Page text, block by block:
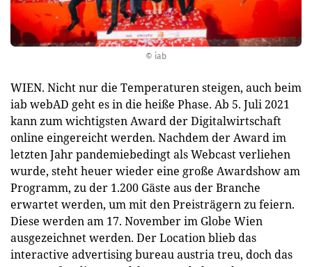
© iab
WIEN. Nicht nur die Temperaturen steigen, auch beim
iab webAD geht es in die heiße Phase. Ab 5. Juli 2021
kann zum wichtigsten Award der Digitalwirtschaft
online eingereicht werden. Nachdem der Award im
letzten Jahr pandemiebedingt als Webcast verliehen
wurde, steht heuer wieder eine große Awardshow am
Programm, zu der 1.200 Gäste aus der Branche
erwartet werden, um mit den Preisträgern zu feiern.
Diese werden am 17. November im Globe Wien
ausgezeichnet werden. Der Location blieb das
interactive advertising bureau austria treu, doch das